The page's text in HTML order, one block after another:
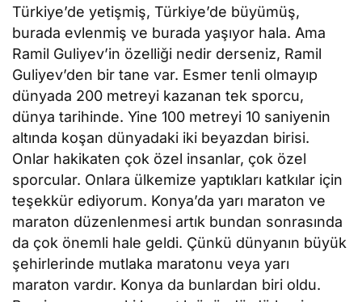
Türkiye’de yetişmiş, Türkiye’de büyümüş,
burada evlenmiş ve burada yaşıyor hala. Ama
Ramil Guliyev’in özelliği nedir derseniz, Ramil
Guliyev’den bir tane var. Esmer tenli olmayıp
dünyada 200 metreyi kazanan tek sporcu,
dünya tarihinde. Yine 100 metreyi 10 saniyenin
altında koşan dünyadaki iki beyazdan birisi.
Onlar hakikaten çok özel insanlar, çok özel
sporcular. Onlara ülkemize yaptıkları katkılar için
teşekkür ediyorum. Konya’da yarı maraton ve
maraton düzenlenmesi artık bundan sonrasında
da çok önemli hale geldi. Çünkü dünyanın büyük
şehirlerinde mutlaka maratonu veya yarı
maraton vardır. Konya da bunlardan biri oldu.